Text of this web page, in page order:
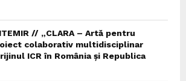
// „CLARA – Artă pentru
colaborativ multidisciplinar
ICR în România și Republica